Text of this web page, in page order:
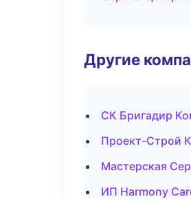
Другие
СК Бригадир
Проект-Строй
Мастерская
ИП Harmony